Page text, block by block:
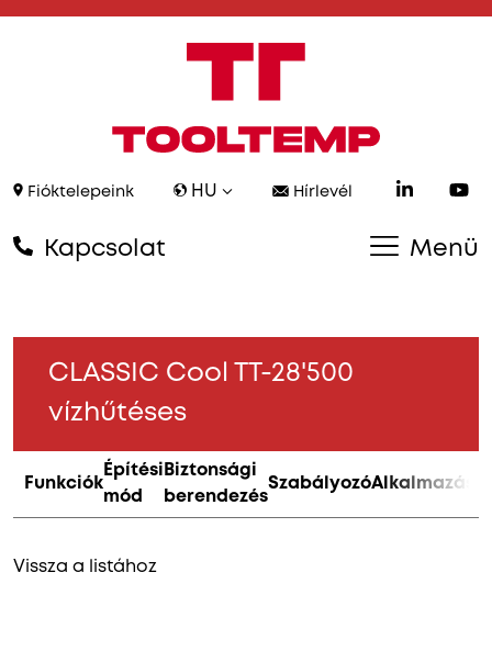
Fióktelepeink HU Hírlevél
Kapcsolat Menü
CLASSIC Cool TT-28'500
vízhűtéses
Funkciók
Építési
mód
Biztonsági
berendezés
SzabályozóAlkalmazás
Vissza a listához